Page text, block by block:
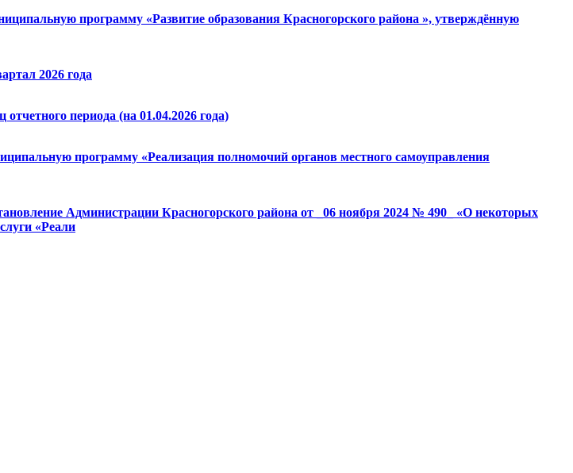
программу «Развитие образования Красногорского района », утверждённую
2026 года
периода (на 01.04.2026 года)
программу «Реализация полномочий органов местного самоуправления
Администрации Красногорского района от _06 ноября 2024 № 490_ «О некоторых
«Реали